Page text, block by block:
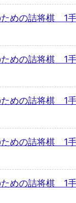
ための詰将棋 1
ための詰将棋 1
ための詰将棋 1
ための詰将棋 1
ための詰将棋 1